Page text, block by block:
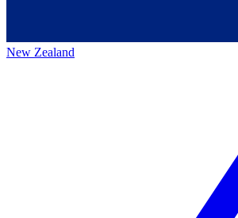
New Zealand